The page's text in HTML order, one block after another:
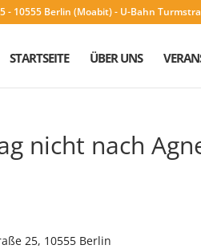
- 10555 Berlin (Moabit) - U-Bahn
STARTSEITE ÜBER UNS
nicht nach
25, 10555 Berlin